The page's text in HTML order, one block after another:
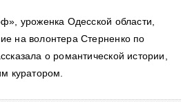
уроженка Одесской области,
на волонтера Стерненко по
о романтической истории,
куратором.